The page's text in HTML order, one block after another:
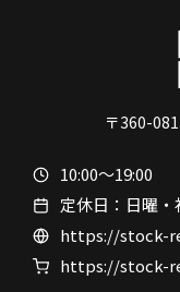
〒360-
10:00〜19:00
定休日：日曜・
https://stock-
https://stock-